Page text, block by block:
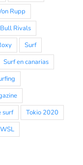
Rupp
Rivals
Surf
Surf en canarias
surf
Tokio 2020
WSL